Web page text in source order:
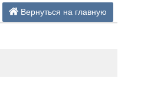
Вернуться на главную